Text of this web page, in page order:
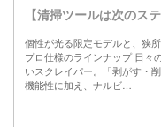
【清掃ツールは次のス
個性が光る限定モデルと、狭
プロ仕様のラインナップ 日々
いスクレイパー。「剥がす・
機能性に加え、ナルビ…